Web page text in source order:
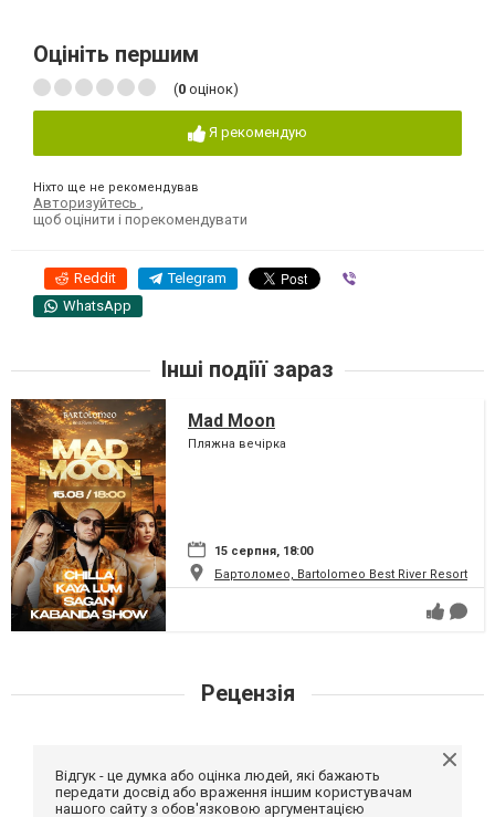
Оцініть першим
(0 оцінок)
Я рекомендую
Ніхто ще не рекомендував
Авторизуйтесь
щоб оцінити і порекомендувати
Reddit Telegram
WhatsApp
Інші подіїї зараз
Mad Moon
Пляжна вечірка
15 серпня, 18:00
Бартоломео, Bartolomeo Best River Resort
Рецензія
Відгук - це думка або оцінка людей, які бажають
передати досвід або враження іншим користувачам
нашого сайту з обов'язковою аргументацією